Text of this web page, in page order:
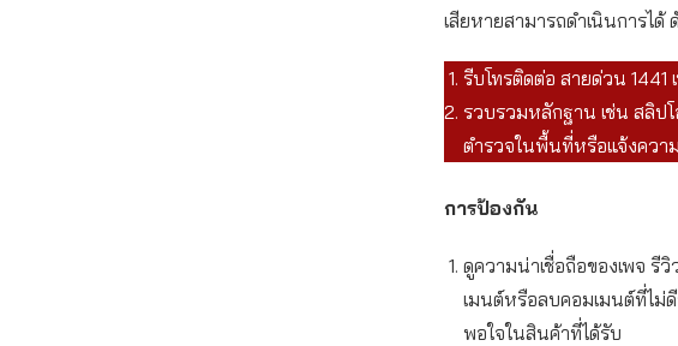
เสียหายสามารถดำเนินการได้
รีบโทรติดต่อ สายด่วน
รวบรวมหลักฐาน เช่น สลิป
ตำรวจในพื้นที่หรือแจ้งควา
การป้องกัน
ดูความน่าเชื่อถือของเพจ รี
เมนต์หรือลบคอมเมนต์ที่ไม่
พอใจในสินค้าที่ได้รับ